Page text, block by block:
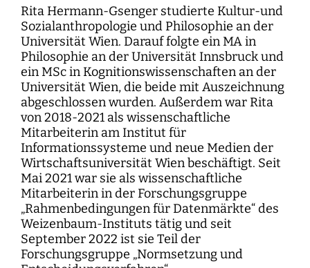
Rita Hermann-Gsenger studierte Kultur-und
Sozialanthropologie und Philosophie an der
Universität Wien. Darauf folgte ein MA in
Philosophie an der Universität Innsbruck und
ein MSc in Kognitionswissenschaften an der
Universität Wien, die beide mit Auszeichnung
abgeschlossen wurden. Außerdem war Rita
von 2018-2021 als wissenschaftliche
Mitarbeiterin am Institut für
Informationssysteme und neue Medien der
Wirtschaftsuniversität Wien beschäftigt. Seit
Mai 2021 war sie als wissenschaftliche
Mitarbeiterin in der Forschungsgruppe
„Rahmenbedingungen für Datenmärkte“ des
Weizenbaum-Instituts tätig und seit
September 2022 ist sie Teil der
Forschungsgruppe „Normsetzung und